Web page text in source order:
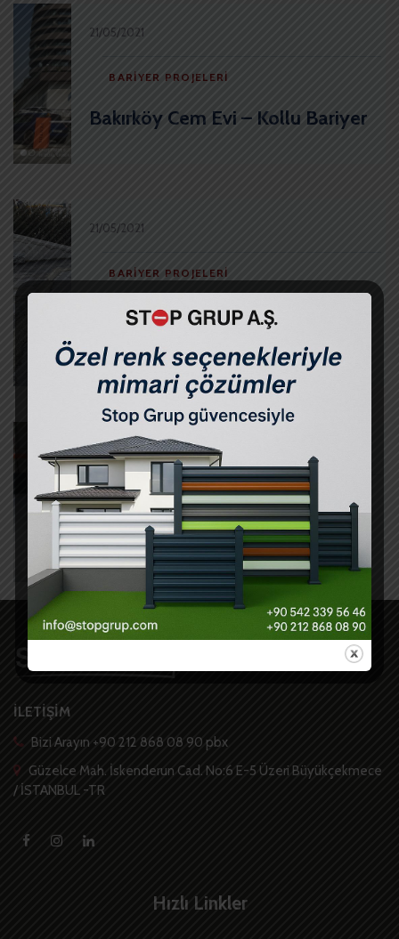
21/05/2021
BARIYER PROJELERI
Bakırköy Cem Evi – Kollu Bariyer
21/05/2021
BARIYER PROJELERI
Mülk Gayrimenkul İşmodern –
Mantar Bariyer
21/05/2021
BARIYER PROJELERI
Uşak Altınsar – Mantar Bariyer
İLETİŞİM
Bizi Arayın +90 212 868 08 90 pbx
Güzelce Mah. İskenderun Cad. No:6 E-5 Üzeri Büyükçekmece
/ İSTANBUL -TR
Hızlı Linkler